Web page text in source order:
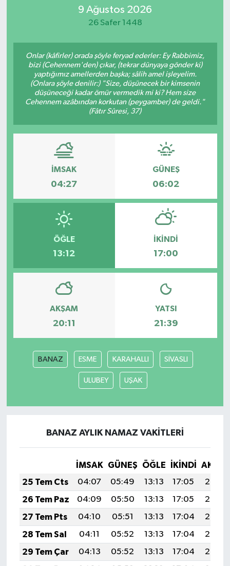
9 Ağustos 2026
26 Safer 1448
Onlar (kâfirler) orada şöyle feryad ederler: Ey Rabbimiz,
bizi (Cehennem'den) çıkar, (tekrar dünyaya gönder ki)
yaptığımız amellerden başka; sâlih amel işleyelim.
(Onlara şöyle denilir:) "Size, düşünecek bir kimsenin
düşüneceği kadar ömür vermedik mi ki? Hem size
Cehennem azâbından korkutan (peygamber) de geldi."
(Fâtır Sûresi, 37)
İMSAK
04:27
GÜNEŞ
06:02
ÖĞLE
13:12
İKINDI
17:00
AKŞAM
20:11
YATSI
21:39
BANAZ ESME KARAHALLI SİVASLI
ULUBEY UŞAK
BANAZ AYLIK NAMAZ VAKITLERI
İMSAK GÜNEŞ ÖĞLE İKINDI
25 Tem Cts
04:07 05:49 13:13 17:05
20:26
26 Tem Paz
04:09 05:50 13:13 17:05
20:25
27 Tem Pts
04:10 05:51 13:13 17:04
20:24
28 Tem Sal
04:11 05:52 13:13 17:04
20:24
29 Tem Çar
04:13 05:52 13:13 17:04
20:23